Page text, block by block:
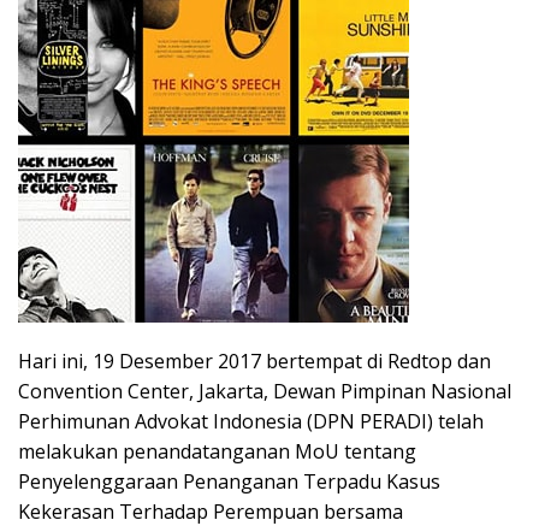
Hari ini, 19 Desember 2017 bertempat di Redtop dan
Convention Center, Jakarta, Dewan Pimpinan Nasional
Perhimunan Advokat Indonesia (DPN PERADI) telah
melakukan penandatanganan MoU tentang
Penyelenggaraan Penanganan Terpadu Kasus
Kekerasan Terhadap Perempuan bersama